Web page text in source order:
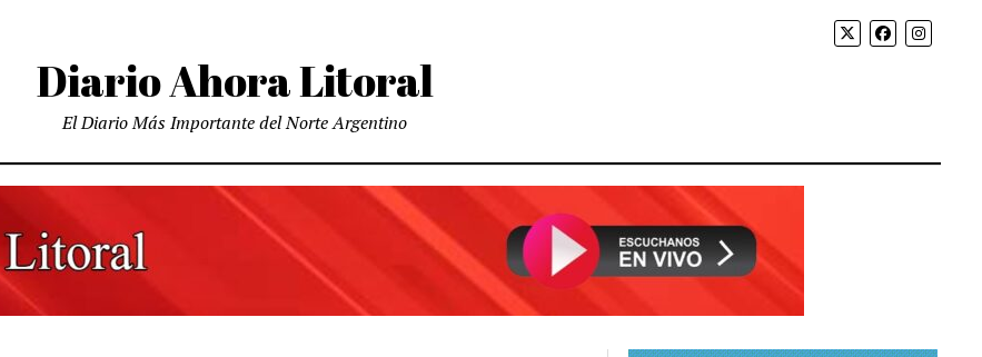
Diario Ahora Litoral
El Diario Más Importante del Norte Argentino